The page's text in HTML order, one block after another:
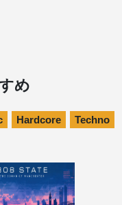
め
Hardcore Techno